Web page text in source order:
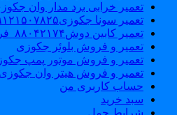
تعمیر خرابی برد مدار وان جکوزی
تعمیر سونا جکوزی۰۹۱۲۱۵۰۷۸۲۵#| Sauna | Jacuzzi
تعمیر کابین دوش۸۸۰۴۲۱۷۴_فروش کابین دوش
تعمیر و فروش بلوئر جکوزی
تعمیر و فروش موتور پمپ جکوزی
تعمیر و فروش هیتر وان جکوزی
حساب کاربری من
سبد خرید
شرایط حمل